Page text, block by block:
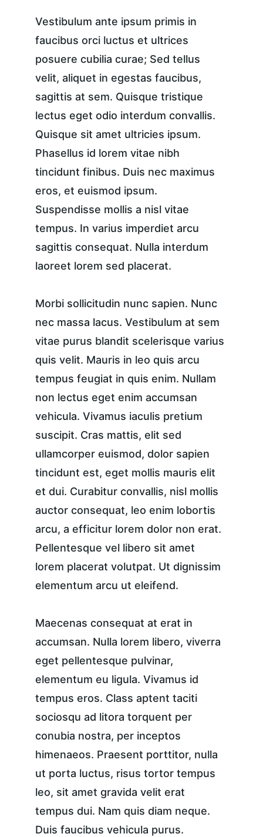
Vestibulum ante ipsum primis in
faucibus orci luctus et ultrices
posuere cubilia curae; Sed tellus
velit, aliquet in egestas faucibus,
sagittis at sem. Quisque tristique
lectus eget odio interdum convallis.
Quisque sit amet ultricies ipsum.
Phasellus id lorem vitae nibh
tincidunt finibus. Duis nec maximus
eros, et euismod ipsum.
Suspendisse mollis a nisl vitae
tempus. In varius imperdiet arcu
sagittis consequat. Nulla interdum
laoreet lorem sed placerat.
Morbi sollicitudin nunc sapien. Nunc
nec massa lacus. Vestibulum at sem
vitae purus blandit scelerisque varius
quis velit. Mauris in leo quis arcu
tempus feugiat in quis enim. Nullam
non lectus eget enim accumsan
vehicula. Vivamus iaculis pretium
suscipit. Cras mattis, elit sed
ullamcorper euismod, dolor sapien
tincidunt est, eget mollis mauris elit
et dui. Curabitur convallis, nisl mollis
auctor consequat, leo enim lobortis
arcu, a efficitur lorem dolor non erat.
Pellentesque vel libero sit amet
lorem placerat volutpat. Ut dignissim
elementum arcu ut eleifend.
Maecenas consequat at erat in
accumsan. Nulla lorem libero, viverra
eget pellentesque pulvinar,
elementum eu ligula. Vivamus id
tempus eros. Class aptent taciti
sociosqu ad litora torquent per
conubia nostra, per inceptos
himenaeos. Praesent porttitor, nulla
ut porta luctus, risus tortor tempus
leo, sit amet gravida velit erat
tempus dui. Nam quis diam neque.
Duis faucibus vehicula purus.